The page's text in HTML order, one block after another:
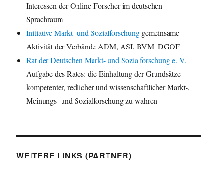
Interessen der Online-Forscher im deutschen
Sprachraum
Initiative Markt- und Sozialforschung gemeinsame
Aktivität der Verbände ADM, ASI, BVM, DGOF
Rat der Deutschen Markt- und Sozialforschung e. V.
Aufgabe des Rates: die Einhaltung der Grundsätze
kompetenter, redlicher und wissenschaftlicher Markt-,
Meinungs- und Sozialforschung zu wahren
WEITERE LINKS (PARTNER)